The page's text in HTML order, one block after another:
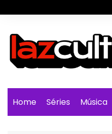
para
conteúdo
Home Séries Música